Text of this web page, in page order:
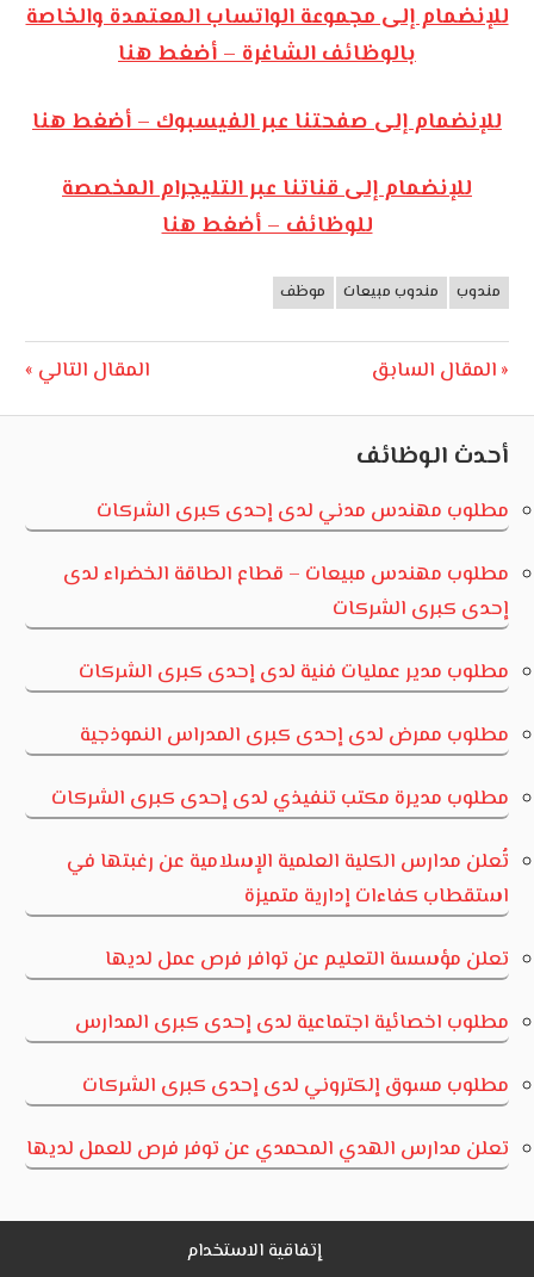
للإنضمام إلى مجموعة الواتساب المعتمدة والخاصة
بالوظائف الشاغرة – أضغط هنا
للإنضمام إلى صفحتنا عبر الفيسبوك – أضغط هنا
للإنضمام إلى قناتنا عبر التليجرام المخصصة
للوظائف – أضغط هنا
وظائف
مندوب مندوب مبيعات موظف
تصفّح
المقالات
Previous
المقال السابق
Next
المقال التالي
أحدث الوظائف
مطلوب مهندس مدني لدى إحدى كبرى الشركات
مطلوب مهندس مبيعات – قطاع الطاقة الخضراء لدى
إحدى كبرى الشركات
مطلوب مدير عمليات فنية لدى إحدى كبرى الشركات
مطلوب ممرض لدى إحدى كبرى المدراس النموذجية
مطلوب مديرة مكتب تنفيذي لدى إحدى كبرى الشركات
تُعلن مدارس الكلية العلمية الإسلامية عن رغبتها في
استقطاب كفاءات إدارية متميزة
تعلن مؤسسة التعليم عن توافر فرص عمل لديها
مطلوب اخصائية اجتماعية لدى إحدى كبرى المدارس
مطلوب مسوق إلكتروني لدى إحدى كبرى الشركات
تعلن مدارس الهدي المحمدي عن توفر فرص للعمل لديها
إتفاقية الاستخدام